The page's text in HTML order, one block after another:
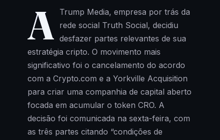
A Trump Media, empresa por trás da
rede social Truth Social, decidiu
desfazer partes relevantes de sua
estratégia cripto. O movimento mais
significativo foi o cancelamento do acordo
com a Crypto.com e a Yorkville Acquisition
para criar uma companhia de capital aberto
focada em acumular o token CRO. A
decisão foi comunicada na sexta-feira, com
as três partes citando “condições de